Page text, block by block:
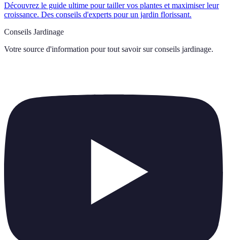
Découvrez le guide ultime pour tailler vos plantes et maximiser leur
croissance. Des conseils d'experts pour un jardin florissant.
Conseils Jardinage
Votre source d'information pour tout savoir sur conseils jardinage.